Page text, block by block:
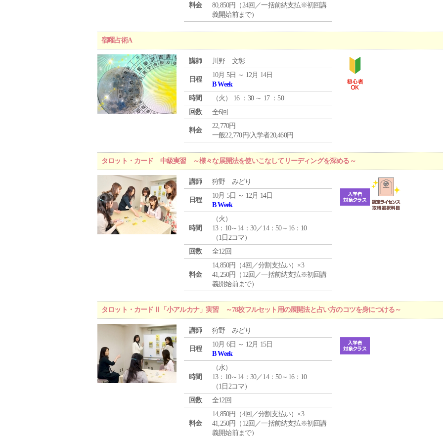
料金
80,850円（24回／一括前納支払※初回講
義開始前まで）
宿曜占術A
講師 川野 文彰
日程
10月 5日 ～ 12月 14日
B Week
時間
（火 ） 16 ：30 ～ 17 ：50
回数
全6回
料金
22,770円
一般22,770円/入学者20,460円
タロット・カード 中級実習 ～様々な展開法を使いこなしてリーディングを深める～
講師 狩野 みどり
日程
10月 5日 ～ 12月 14日
B Week
時間
（火 ）
13：10～14：30／14：50～16：10
（1日2コマ）
回数
全12回
料金
14,850円（4回／分割支払い）×3
41,250円（12回／一括前納支払※初回講
義開始前まで）
タロット・カードⅡ「小アルカナ」実習 ～78枚フルセット用の展開法と占い方のコツを身につける～
講師 狩野 みどり
日程
10月 6日 ～ 12月 15日
B Week
時間
（水）
13：10～14：30／14：50～16：10
（1日2コマ）
回数
全12回
料金
14,850円（4回／分割支払い）×3
41,250円（12回／一括前納支払※初回講
義開始前まで）